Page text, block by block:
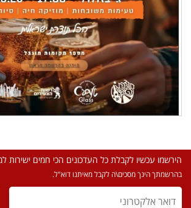
הירשמו עכשיו לקבלת כל העדכונים הכי חמים ישירות
בהרשמתך הינך מסכים\ה לקבל מאיתנו דוא"ל.